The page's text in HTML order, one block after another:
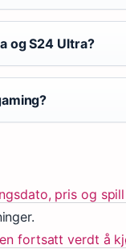
og S24 Ultra?
pris og
fortsatt verdt å